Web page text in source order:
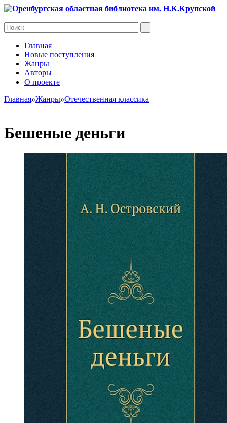
Главная
Новые поступления
Жанры
Авторы
О проекте
Главная»Жанры»Отечественная классика
Бешеные деньги